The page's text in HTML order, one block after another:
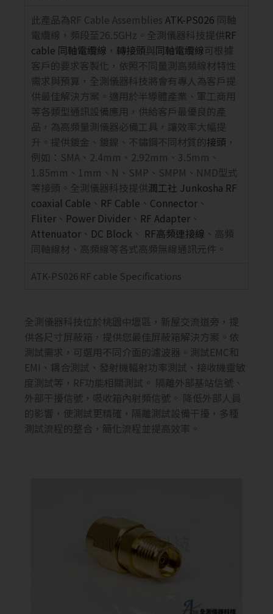
此產品為RF Cable AssembliesATK-PS026 同軸
電纜線，頻段至26.5GHz。全測儀器科技提供RF
cable 同軸電纜線 ，轉接頭與同軸電纜線可根據
客戶的要求客製化，依照不同量測高頻線材特性
需求與預算，全測儀器科技將會有專人為客戶提
供最佳解決方案。適用於半導體產業、軍工商用
等各類型通訊設備應用，供給客戶最優良的產
品，為高頻量測儀器必備工具，讓效率大幅提
升。提供鍍金、鍍鎳、不鏽鋼不同材質的接頭 ，
例如：SMA、2.4mm、2.92mm、3.5mm、
1.85mm、1mm、N、SMP、SMPM、NMD型式
等接頭。全測儀器科技提供潤工社 Junkosha RF
coaxial Cable 、 RF Cable 、 Connector 、
Fliter 、 Power Divider 、 RF Adapter 、
Attenuator 、 DC Block 、 RF高頻連接線 、高頻
同軸線材、高頻線等各式高頻無線通訊元件。
ATK-PS026 RF cable Specifications
全測儀器科技位於桃園中壢區，新屋交流道旁，提
供各尺寸屏蔽箱，提供您最佳屏蔽箱解決方案。依
測試需求，可選用不同介面的濾波器。測試EMC和
EMI、耦合測試、發射機輻射功率測試、接收機靈敏
度測試等，RF功能相關測試。 隔離外部基站信號、
外部干擾信號，吸收箱內射頻信號。 降低外部人員
的影響，使測試更精確，隔離測試設備干擾，多種
測試流程的整合，簡化流程並提高效率。